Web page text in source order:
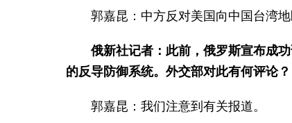
郭嘉昆：中方反对美国向中国台湾
俄新社记者：此前，俄罗斯宣布成
的反导防御系统。外交部对此有何评论？
郭嘉昆：我们注意到有关报道。